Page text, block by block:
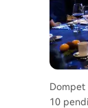
Dompet
10